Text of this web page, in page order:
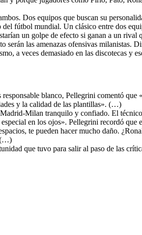
Dos equipos que buscan su
del fútbol mundial. Un clásico entre dos
un golpe de efecto si ganan a un rival
serán las amenazas ofensivas milanistas.
a veces demasiado en las discotecas y
blanco, Pellegrini comentó que
y la calidad de las plantillas». (…)
Milan tranquilo y confiado. El
en los ojos». Pellegrini recordó que
te pueden hacer mucho daño.
(…)
que tuvo para salir al paso de las